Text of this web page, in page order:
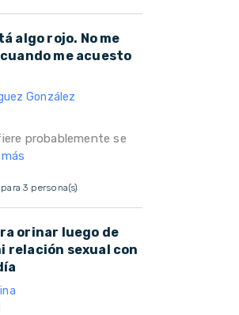
algo rojo. No me
me acuesto
González
probablemente se
3 persona(s)
orinar luego de
relación sexual con